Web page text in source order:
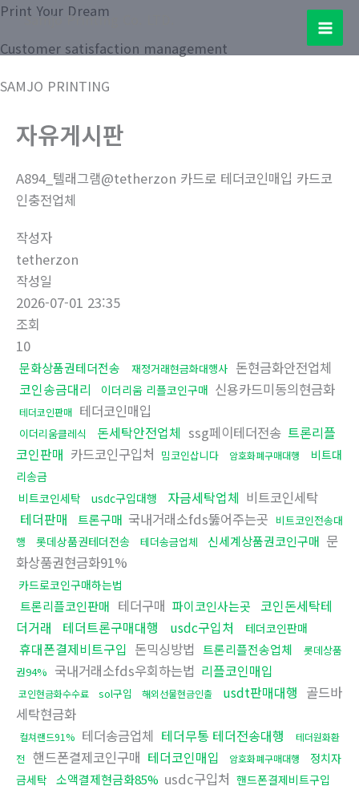
콘
츠
건
Samjo Printing Co. LTD.
Main
Print Your Dream
Customer satisfaction management
SAMJO PRINTING
자유게시판
A894_텔래그램@tetherzon 카드로 테더코인매입 카드코
인충전업체
작성자
tetherzon
작성일
2026-07-01 23:35
조회
10
문화상품권테더전송 재정거래현금화대행사 돈현금화안전업체
코인송금대리
이더리움 리플코인구매 신용카드미동의현금화
테더코인판매 테더코인매입
이더리움클레식 돈세탁안전업체 ssg페이테더전송 트론리플
코인판매 카드코인구입처 밈코인삽니다 암호화폐구매대행
비트대
리송금
비트코인세탁
usdc구입대행 자금세탁업체 비트코인세탁
테더판매
트론구매 국내거래소fds뚫어주는곳 비트코인전송대
행
롯데상품권테더전송 테더송금업체 신세계상품권코인구매 문
화상품권현금화91%
카드로코인구매하는법
트론리플코인판매 테더구매 파이코인사는곳
코인돈세탁테
더거래
테더트론구매대행 usdc구입처 테더코인판매
휴대폰결제비트구입 돈믹싱방법 트론리플전송업체
롯데상품
권94% 국내거래소fds우회하는법 리플코인매입
코인현금화수수료 sol구입 해외선물현금인출 usdt판매대행 골드바
세탁현금화
컬쳐랜드91% 테더송금업체 테더무통 테더전송대행
테더원화환
전 핸드폰결제코인구매 테더코인매입 암호화폐구매대행
정치자
금세탁 소액결제현금화85% usdc구입처 핸드폰결제비트구입